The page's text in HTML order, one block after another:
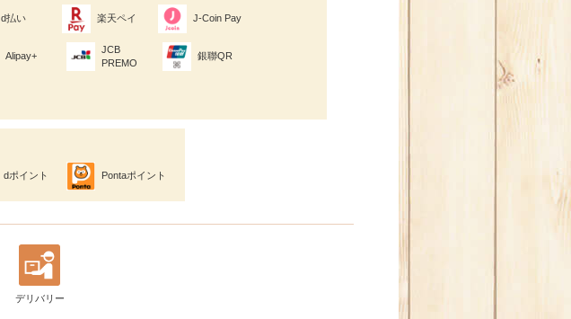
d払い 楽天ペイ J-Coin Pay
Alipay+
JCB
PREMO
銀聯QR
dポイント Pontaポイント
デリバリー